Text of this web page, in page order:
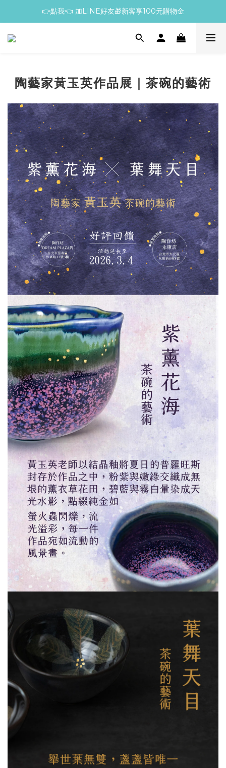
👉點我👈 加LINE好友🎁新客享100元購物金
陶藝家黃玉英作品展｜茶碗的藝術